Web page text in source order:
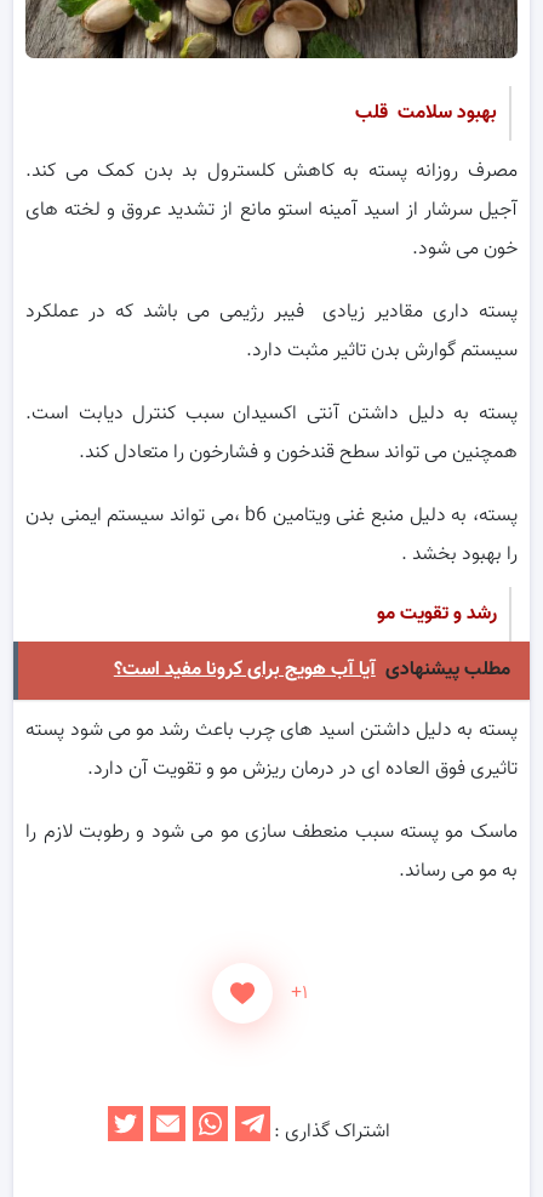
بهبود سلامت قلب
مصرف روزانه پسته به کاهش کلسترول بد بدن کمک می کند.
آجیل سرشار از اسید آمینه استو مانع از تشدید عروق و لخته های
خون می شود.
پسته داری مقادیر زیادی فیبر رژیمی می باشد که در عملکرد
سیستم گوارش بدن تاثیر مثبت دارد.
پسته به دلیل داشتن آنتی اکسیدان سبب کنترل دیابت است.
همچنین می تواند سطح قندخون و فشارخون را متعادل کند.
پسته، به دلیل منبع غنی ویتامین b6 ،می تواند سیستم ایمنی بدن
را بهبود بخشد .
رشد و تقویت مو
مطلب پیشنهادی آیا آب هویج برای کرونا مفید است؟
پسته به دلیل داشتن اسید های چرب باعث رشد مو می شود پسته
تاثیری فوق العاده ای در درمان ریزش مو و تقویت آن دارد.
ماسک مو پسته سبب منعطف سازی مو می شود و رطوبت لازم را
به مو می رساند.
+۱
اشتراک گذاری :